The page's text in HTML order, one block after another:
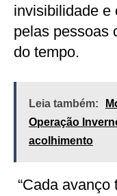
invisibilidade e
pelas pessoas
do tempo.
Leia também:
Operação
acolhimento
“Cada